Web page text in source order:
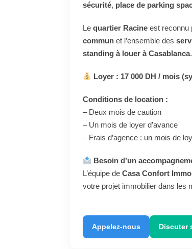
sécurité, place de parking
Le quartier Racine est reconnu
commun et l’ensemble des
standing à louer à Casablanca.
Loyer : 17 000 DH / mois
Conditions de location :
– Deux mois de caution
– Un mois de loyer d’avance
– Frais d’agence : un mois de
Besoin d’un
L’équipe de Casa Confort
votre projet immobilier dans les
Appelez-nous Discuter